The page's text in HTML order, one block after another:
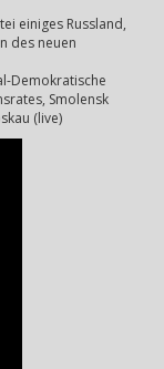
einiges Russland,
des neuen
Demokratische
Smolensk
(live)